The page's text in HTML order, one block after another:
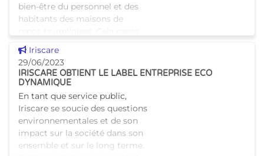
bien-être du personnel et des
habitants des maisons de
notamment, par
l'augmentation du personnel
Voir cette news
Iriscare
29/06/2023
IRISCARE OBTIENT LE LABEL ENTREPRISE ECO
DYNAMIQUE
En tant que service public,
Iriscare se soucie des questions
environnementales et de son
impact sur la société dans son
ensemble et sur le long terme.